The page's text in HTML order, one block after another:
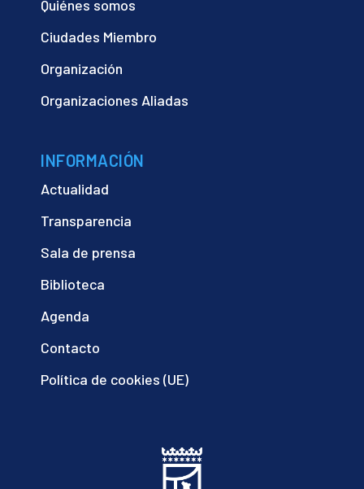
Quiénes somos
Ciudades Miembro
Organización
Organizaciones Aliadas
INFORMACIÓN
Actualidad
Transparencia
Sala de prensa
Biblioteca
Agenda
Contacto
Política de cookies (UE)